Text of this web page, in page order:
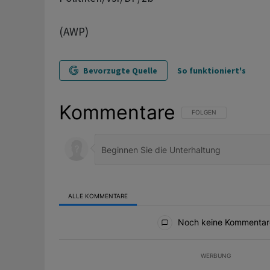
(AWP)
Bevorzugte Quelle So funktioniert's
Kommentare FOLGE DIESER
FOLGEN
ALLE KOMMENTARE
Noch keine
WERBUNG